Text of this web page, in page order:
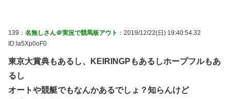
139： 名無しさん＠実況で競馬板アウト ：2019/12/22(日) 19:40:54.32
ID:Ia5Xp0oF0
東京大賞典もあるし、KEIRINGPもあるしホープフルもあ
るし
オートや競艇でもなんかあるでしょ？知らんけど